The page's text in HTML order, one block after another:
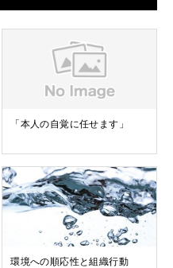
「本人の自覚に任せます」
環境への順応性と組織行動